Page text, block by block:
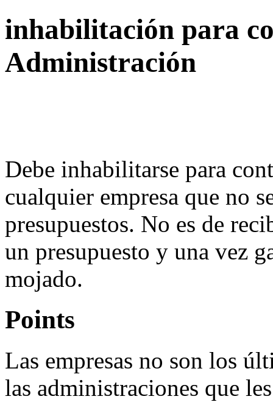
inhabilitación para
Administración
Debe inhabilitarse para
cualquier empresa que no
presupuestos. No es de
un presupuesto y una vez
mojado.
Points
Las empresas no son los
las administraciones que